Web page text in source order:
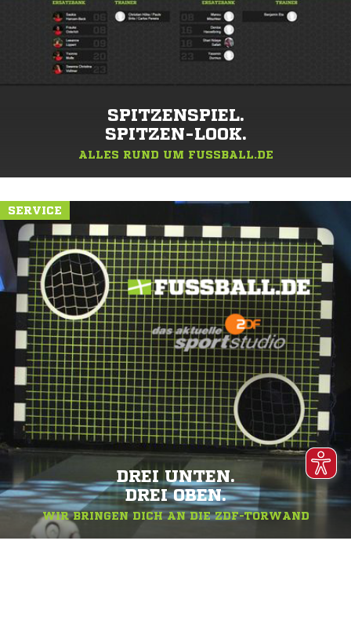
SPITZENSPIEL.
SPITZEN-LOOK.
ALLES RUND UM FUSSBALL.DE
SERVICE
DREI UNTEN.
DREI OBEN.
WIR BRINGEN DICH AN DIE ZDF-TORWAND